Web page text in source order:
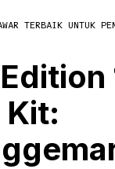
TERBAIK UNTUK